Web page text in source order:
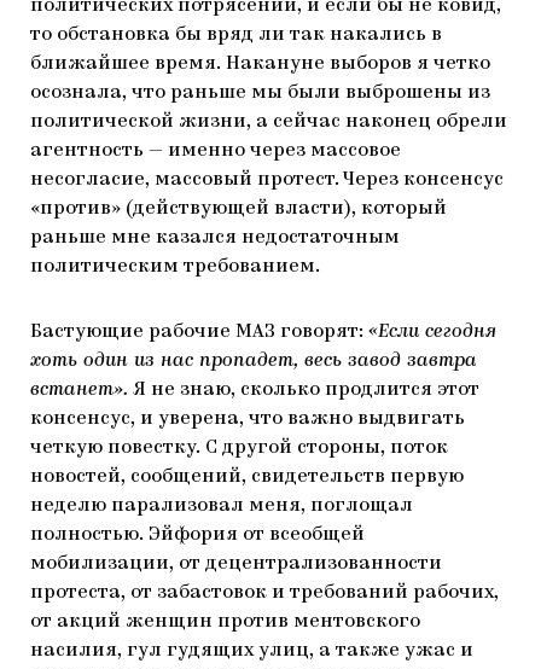
политических потрясений, и если бы не ковид,
то обстановка бы вряд ли так накались в
ближайшее время. Накануне выборов я четко
осознала, что раньше мы были выброшены из
политической жизни, а сейчас наконец обрели
агентность — именно через массовое
несогласие, массовый протест. Через консенсус
«против» (действующей власти), который
раньше мне казался недостаточным
политическим требованием.
Бастующие рабочие МАЗ говорят: «Если сегодня
хоть один из нас пропадет, весь завод завтра
встанет». Я не знаю, сколько продлится этот
консенсус, и уверена, что важно выдвигать
четкую повестку. С другой стороны, поток
новостей, сообщений, свидетельств первую
неделю парализовал меня, поглощал
полностью. Эйфория от всеобщей
мобилизации, от децентрализованности
протеста, от забастовок и требований рабочих,
от акций женщин против ментовского
насилия, гул гудящих улиц, а также ужас и